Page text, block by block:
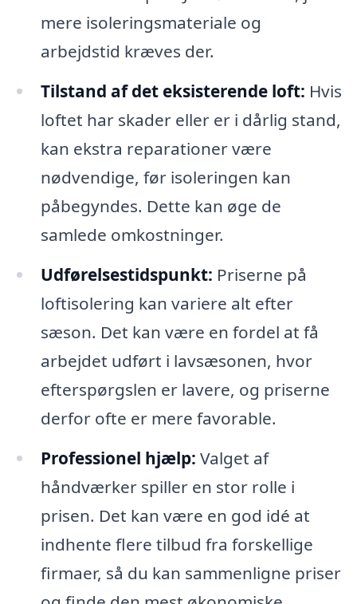
mere isoleringsmateriale og
arbejdstid kræves der.
Tilstand af det eksisterende loft: Hvis
loftet har skader eller er i dårlig stand,
kan ekstra reparationer være
nødvendige, før isoleringen kan
påbegyndes. Dette kan øge de
samlede omkostninger.
Udførelsestidspunkt: Priserne på
loftisolering kan variere alt efter
sæson. Det kan være en fordel at få
arbejdet udført i lavsæsonen, hvor
efterspørgslen er lavere, og priserne
derfor ofte er mere favorable.
Professionel hjælp: Valget af
håndværker spiller en stor rolle i
prisen. Det kan være en god idé at
indhente flere tilbud fra forskellige
firmaer, så du kan sammenligne priser